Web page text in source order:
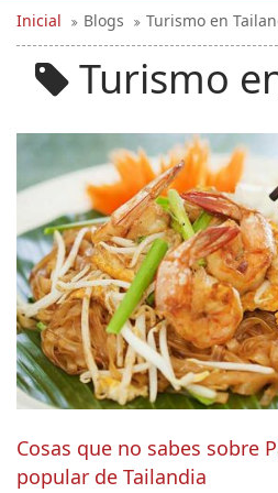
Inicial Blogs Turismo en
Turismo
Cosas que no sabes sobre
popular de Tailandia